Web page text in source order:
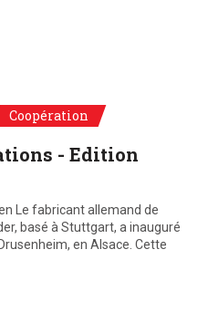
Coopération
- Edition
Le fabricant allemand de
basé à Stuttgart, a inauguré
en Alsace. Cette